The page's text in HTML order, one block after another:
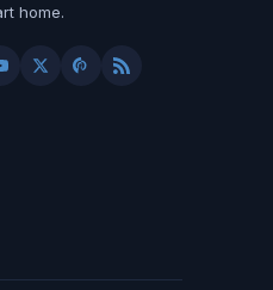
home.